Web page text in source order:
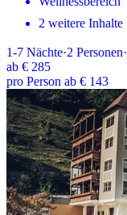
2 weitere Inhalte
1-7 Nächte·2 Personen·
ab € 285
pro Person ab € 143